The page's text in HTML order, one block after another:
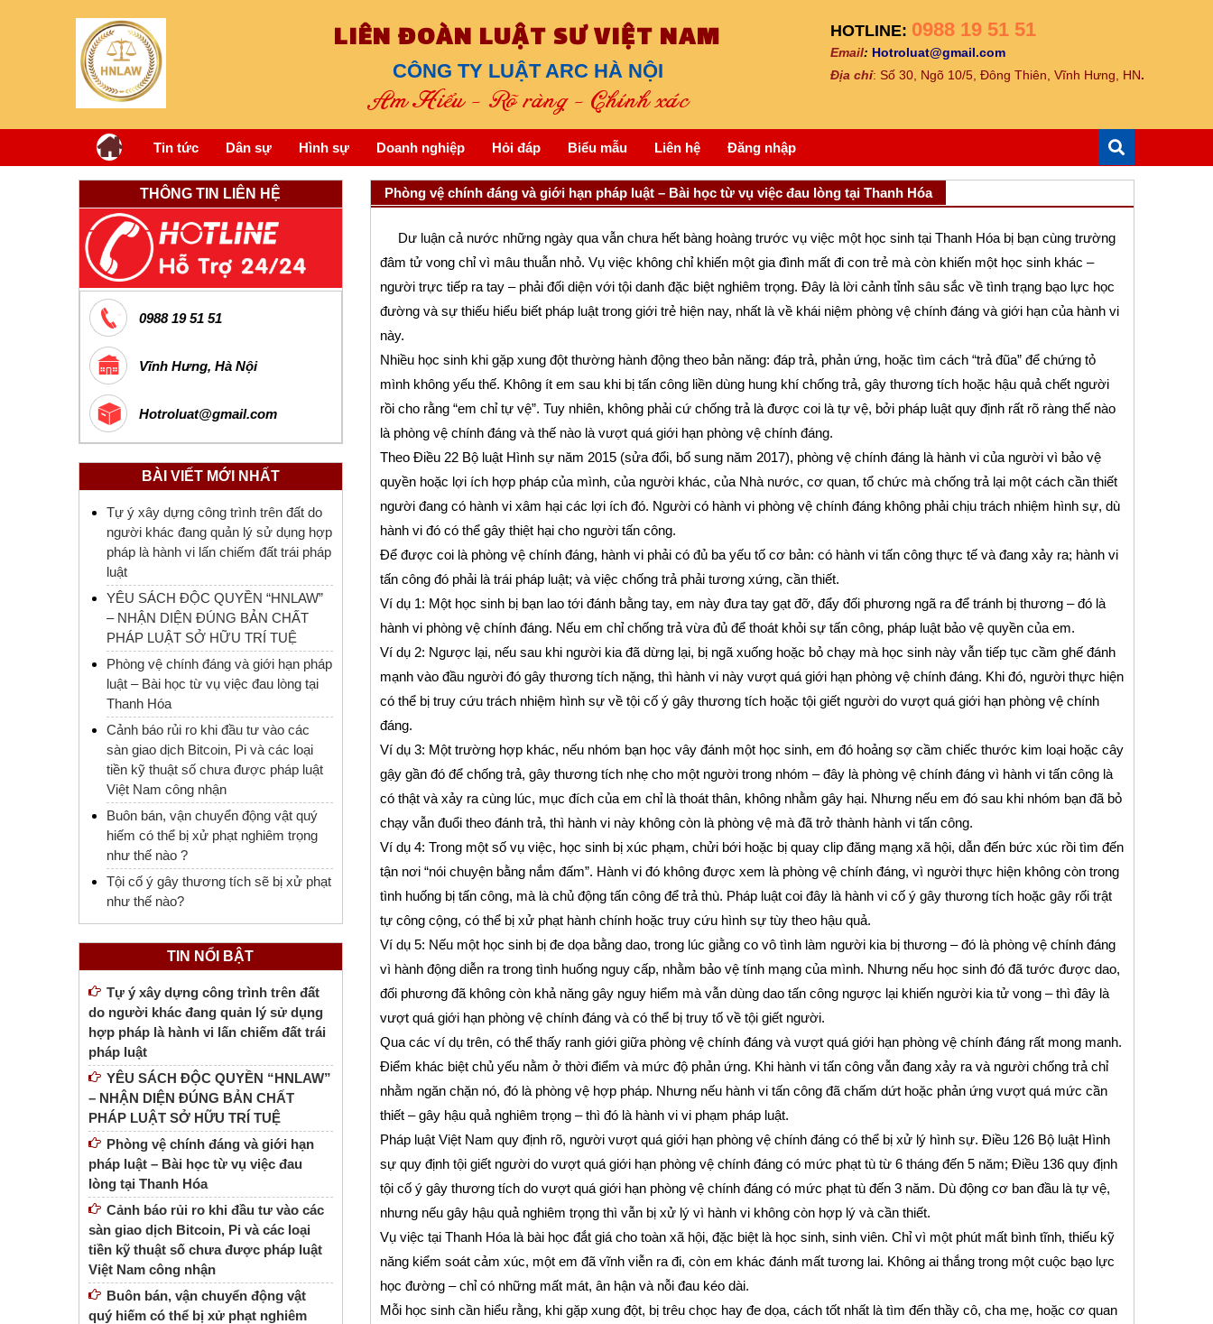
LIÊN ĐOÀN LUẬT SƯ VIỆT NAM
CÔNG TY LUẬT ARC HÀ NỘI
Am Hiểu - Rõ ràng - Chính xác
HOTLINE: 0988 19 51 51
Email: Hotroluat@gmail.com
Địa chỉ: Số 30, Ngõ 10/5, Đông Thiên, Vĩnh Hưng, HN.
Tin tức Dân sự Hình sự Doanh nghiệp Hỏi đáp Biểu mẫu Liên hệ Đăng nhập
Phòng vệ chính đáng và giới hạn pháp luật – Bài học từ vụ việc đau lòng tại Thanh Hóa
Dư luận cả nước những ngày qua vẫn chưa hết bàng hoàng trước vụ việc một học sinh tại Thanh Hóa bị bạn cùng trường
đâm tử vong chỉ vì mâu thuẫn nhỏ. Vụ việc không chỉ khiến một gia đình mất đi con trẻ mà còn khiến một học sinh khác –
người trực tiếp ra tay – phải đối diện với tội danh đặc biệt nghiêm trọng. Đây là lời cảnh tỉnh sâu sắc về tình trạng bạo lực học
đường và sự thiếu hiểu biết pháp luật trong giới trẻ hiện nay, nhất là về khái niệm phòng vệ chính đáng và giới hạn của hành vi
này.
Nhiều học sinh khi gặp xung đột thường hành động theo bản năng: đáp trả, phản ứng, hoặc tìm cách “trả đũa” để chứng tỏ
mình không yếu thế. Không ít em sau khi bị tấn công liền dùng hung khí chống trả, gây thương tích hoặc hậu quả chết người
rồi cho rằng “em chỉ tự vệ”. Tuy nhiên, không phải cứ chống trả là được coi là tự vệ, bởi pháp luật quy định rất rõ ràng thế nào
là phòng vệ chính đáng và thế nào là vượt quá giới hạn phòng vệ chính đáng.
Theo Điều 22 Bộ luật Hình sự năm 2015 (sửa đổi, bổ sung năm 2017), phòng vệ chính đáng là hành vi của người vì bảo vệ
quyền hoặc lợi ích hợp pháp của mình, của người khác, của Nhà nước, cơ quan, tổ chức mà chống trả lại một cách cần thiết
người đang có hành vi xâm hại các lợi ích đó. Người có hành vi phòng vệ chính đáng không phải chịu trách nhiệm hình sự, dù
hành vi đó có thể gây thiệt hại cho người tấn công.
Để được coi là phòng vệ chính đáng, hành vi phải có đủ ba yếu tố cơ bản: có hành vi tấn công thực tế và đang xảy ra; hành vi
tấn công đó phải là trái pháp luật; và việc chống trả phải tương xứng, cần thiết.
Ví dụ 1: Một học sinh bị bạn lao tới đánh bằng tay, em này đưa tay gạt đỡ, đẩy đối phương ngã ra để tránh bị thương – đó là
hành vi phòng vệ chính đáng. Nếu em chỉ chống trả vừa đủ để thoát khỏi sự tấn công, pháp luật bảo vệ quyền của em.
Ví dụ 2: Ngược lại, nếu sau khi người kia đã dừng lại, bị ngã xuống hoặc bỏ chạy mà học sinh này vẫn tiếp tục cầm ghế đánh
mạnh vào đầu người đó gây thương tích nặng, thì hành vi này vượt quá giới hạn phòng vệ chính đáng. Khi đó, người thực hiện
có thể bị truy cứu trách nhiệm hình sự về tội cố ý gây thương tích hoặc tội giết người do vượt quá giới hạn phòng vệ chính
đáng.
Ví dụ 3: Một trường hợp khác, nếu nhóm bạn học vây đánh một học sinh, em đó hoảng sợ cầm chiếc thước kim loại hoặc cây
gậy gần đó để chống trả, gây thương tích nhẹ cho một người trong nhóm – đây là phòng vệ chính đáng vì hành vi tấn công là
có thật và xảy ra cùng lúc, mục đích của em chỉ là thoát thân, không nhằm gây hại. Nhưng nếu em đó sau khi nhóm bạn đã bỏ
chạy vẫn đuổi theo đánh trả, thì hành vi này không còn là phòng vệ mà đã trở thành hành vi tấn công.
Ví dụ 4: Trong một số vụ việc, học sinh bị xúc phạm, chửi bới hoặc bị quay clip đăng mạng xã hội, dẫn đến bức xúc rồi tìm đến
tận nơi “nói chuyện bằng nắm đấm”. Hành vi đó không được xem là phòng vệ chính đáng, vì người thực hiện không còn trong
tình huống bị tấn công, mà là chủ động tấn công để trả thù. Pháp luật coi đây là hành vi cố ý gây thương tích hoặc gây rối trật
tự công cộng, có thể bị xử phạt hành chính hoặc truy cứu hình sự tùy theo hậu quả.
Ví dụ 5: Nếu một học sinh bị đe dọa bằng dao, trong lúc giằng co vô tình làm người kia bị thương – đó là phòng vệ chính đáng
vì hành động diễn ra trong tình huống nguy cấp, nhằm bảo vệ tính mạng của mình. Nhưng nếu học sinh đó đã tước được dao,
đối phương đã không còn khả năng gây nguy hiểm mà vẫn dùng dao tấn công ngược lại khiến người kia tử vong – thì đây là
vượt quá giới hạn phòng vệ chính đáng và có thể bị truy tố về tội giết người.
Qua các ví dụ trên, có thể thấy ranh giới giữa phòng vệ chính đáng và vượt quá giới hạn phòng vệ chính đáng rất mong manh.
Điểm khác biệt chủ yếu nằm ở thời điểm và mức độ phản ứng. Khi hành vi tấn công vẫn đang xảy ra và người chống trả chỉ
nhằm ngăn chặn nó, đó là phòng vệ hợp pháp. Nhưng nếu hành vi tấn công đã chấm dứt hoặc phản ứng vượt quá mức cần
thiết – gây hậu quả nghiêm trọng – thì đó là hành vi vi phạm pháp luật.
Pháp luật Việt Nam quy định rõ, người vượt quá giới hạn phòng vệ chính đáng có thể bị xử lý hình sự. Điều 126 Bộ luật Hình
sự quy định tội giết người do vượt quá giới hạn phòng vệ chính đáng có mức phạt tù từ 6 tháng đến 5 năm; Điều 136 quy định
tội cố ý gây thương tích do vượt quá giới hạn phòng vệ chính đáng có mức phạt tù đến 3 năm. Dù động cơ ban đầu là tự vệ,
nhưng nếu gây hậu quả nghiêm trọng thì vẫn bị xử lý vì hành vi không còn hợp lý và cần thiết.
Vụ việc tại Thanh Hóa là bài học đắt giá cho toàn xã hội, đặc biệt là học sinh, sinh viên. Chỉ vì một phút mất bình tĩnh, thiếu kỹ
năng kiểm soát cảm xúc, một em đã vĩnh viễn ra đi, còn em khác đánh mất tương lai. Không ai thắng trong một cuộc bạo lực
học đường – chỉ có những mất mát, ân hận và nỗi đau kéo dài.
Mỗi học sinh cần hiểu rằng, khi gặp xung đột, bị trêu chọc hay đe dọa, cách tốt nhất là tìm đến thầy cô, cha mẹ, hoặc cơ quan
THÔNG TIN LIÊN HỆ
0988 19 51 51
Vĩnh Hưng, Hà Nội
Hotroluat@gmail.com
BÀI VIẾT MỚI NHẤT
Tự ý xây dựng công trình trên đất do
người khác đang quản lý sử dụng hợp
pháp là hành vi lấn chiếm đất trái pháp
luật
YÊU SÁCH ĐỘC QUYỀN “HNLAW”
– NHẬN DIỆN ĐÚNG BẢN CHẤT
PHÁP LUẬT SỞ HỮU TRÍ TUỆ
Phòng vệ chính đáng và giới hạn pháp
luật – Bài học từ vụ việc đau lòng tại
Thanh Hóa
Cảnh báo rủi ro khi đầu tư vào các
sàn giao dịch Bitcoin, Pi và các loại
tiền kỹ thuật số chưa được pháp luật
Việt Nam công nhận
Buôn bán, vận chuyển động vật quý
hiếm có thể bị xử phạt nghiêm trọng
như thế nào ?
Tội cố ý gây thương tích sẽ bị xử phạt
như thế nào?
TIN NỔI BẬT
Tự ý xây dựng công trình trên đất
do người khác đang quản lý sử dụng
hợp pháp là hành vi lấn chiếm đất trái
pháp luật
YÊU SÁCH ĐỘC QUYỀN “HNLAW”
– NHẬN DIỆN ĐÚNG BẢN CHẤT
PHÁP LUẬT SỞ HỮU TRÍ TUỆ
Phòng vệ chính đáng và giới hạn
pháp luật – Bài học từ vụ việc đau
lòng tại Thanh Hóa
Cảnh báo rủi ro khi đầu tư vào các
sàn giao dịch Bitcoin, Pi và các loại
tiền kỹ thuật số chưa được pháp luật
Việt Nam công nhận
Buôn bán, vận chuyển động vật
quý hiếm có thể bị xử phạt nghiêm